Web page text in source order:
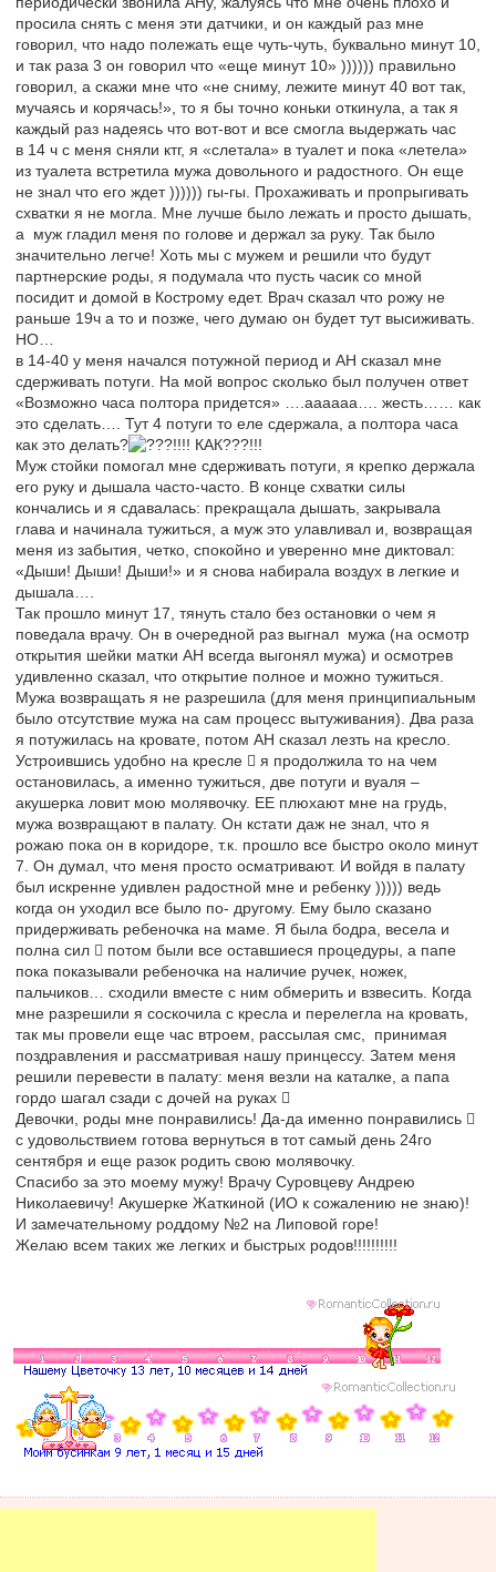
просила снять с меня эти датчики, и он каждый раз мне
говорил, что надо полежать еще чуть-чуть, буквально минут 10,
и так раза 3 он говорил что «еще минут 10» )))))) правильно
говорил, а скажи мне что «не сниму, лежите минут 40 вот так,
мучаясь и корячась!», то я бы точно коньки откинула, а так я
каждый раз надеясь что вот-вот и все смогла выдержать час
в 14 ч с меня сняли ктг, я «слетала» в туалет и пока «летела»
из туалета встретила мужа довольного и радостного. Он еще
не знал что его ждет )))))) гы-гы. Прохаживать и пропрыгивать
схватки я не могла. Мне лучше было лежать и просто дышать,
а муж гладил меня по голове и держал за руку. Так было
значительно легче! Хоть мы с мужем и решили что будут
партнерские роды, я подумала что пусть часик со мной
посидит и домой в Кострому едет. Врач сказал что рожу не
раньше 19ч а то и позже, чего думаю он будет тут высиживать.
НО…
в 14-40 у меня начался потужной период и АН сказал мне
сдерживать потуги. На мой вопрос сколько был получен ответ
«Возможно часа полтора придется» ….аааааа…. жесть…… как
это сделать…. Тут 4 потуги то еле сдержала, а полтора часа
как это делать?
!!!! КАК???!!!
Муж стойки помогал мне сдерживать потуги, я крепко держала
его руку и дышала часто-часто. В конце схватки силы
кончались и я сдавалась: прекращала дышать, закрывала
глава и начинала тужиться, а муж это улавливал и, возвращая
меня из забытия, четко, спокойно и уверенно мне диктовал:
«Дыши! Дыши! Дыши!» и я снова набирала воздух в легкие и
дышала….
Так прошло минут 17, тянуть стало без остановки о чем я
поведала врачу. Он в очередной раз выгнал мужа (на осмотр
открытия шейки матки АН всегда выгонял мужа) и осмотрев
удивленно сказал, что открытие полное и можно тужиться.
Мужа возвращать я не разрешила (для меня принципиальным
было отсутствие мужа на сам процесс вытуживания). Два раза
я потужилась на кровате, потом АН сказал лезть на кресло.
Устроившись удобно на кресле  я продолжила то на чем
остановилась, а именно тужиться, две потуги и вуаля –
акушерка ловит мою молявочку. ЕЕ плюхают мне на грудь,
мужа возвращают в палату. Он кстати даж не знал, что я
рожаю пока он в коридоре, т.к. прошло все быстро около минут
7. Он думал, что меня просто осматривают. И войдя в палату
был искренне удивлен радостной мне и ребенку ))))) ведь
когда он уходил все было по- другому. Ему было сказано
придерживать ребеночка на маме. Я была бодра, весела и
полна сил  потом были все оставшиеся процедуры, а папе
пока показывали ребеночка на наличие ручек, ножек,
пальчиков… сходили вместе с ним обмерить и взвесить. Когда
мне разрешили я соскочила с кресла и перелегла на кровать,
так мы провели еще час втроем, рассылая смс, принимая
поздравления и рассматривая нашу принцессу. Затем меня
решили перевести в палату: меня везли на каталке, а папа
гордо шагал сзади с дочей на руках 
Девочки, роды мне понравились! Да-да именно понравились 
с удовольствием готова вернуться в тот самый день 24го
сентября и еще разок родить свою молявочку.
Спасибо за это моему мужу! Врачу Суровцеву Андрею
Николаевичу! Акушерке Жаткиной (ИО к сожалению не знаю)!
И замечательному роддому №2 на Липовой горе!
Желаю всем таких же легких и быстрых родов!!!!!!!!!!